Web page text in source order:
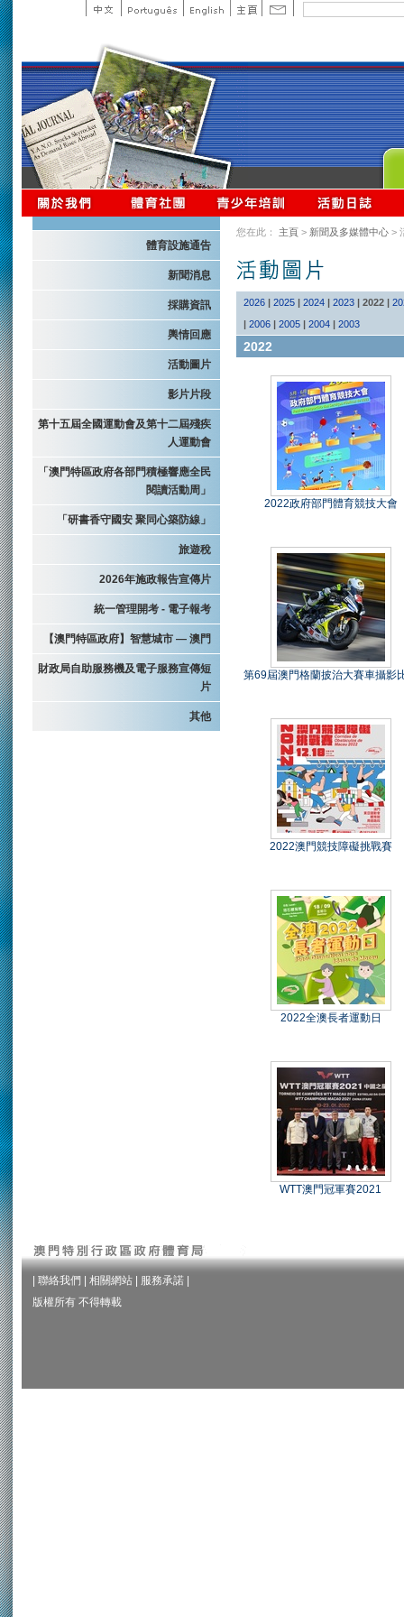
體育設施通告
新聞消息
採購資訊
輿情回應
活動圖片
影片片段
第十五屆全國運動會及第十二屆殘疾
人運動會
「澳門特區政府各部門積極響應全民
閱讀活動周」
「研書香守國安 聚同心築防線」
旅遊稅
2026年施政報告宣傳片
統一管理開考 - 電子報考
【澳門特區政府】智慧城市 — 澳門
財政局自助服務機及電子服務宣傳短
片
其他
您在此： 主頁 > 新聞及多媒體中心 >
2026 | 2025 | 2024 | 2023 | 2022 |
| 2006 | 2005 | 2004 | 2003
2022
2022政府部門體育競技大會
第69屆澳門格蘭披治大賽車攝影
2022澳門競技障礙挑戰賽
2022全澳長者運動日
WTT澳門冠軍賽2021
聯絡我們 相關網站 服務承諾
版權所有 不得轉載